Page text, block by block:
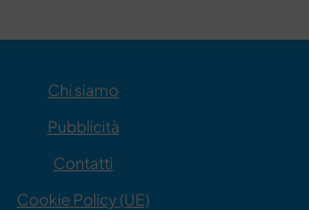
Chi siamo
Pubblicità
Contatti
Cookie Policy (UE)